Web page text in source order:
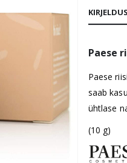
KIRJELDUS
Paese
Paese
saab
ühtlase
(10 g)